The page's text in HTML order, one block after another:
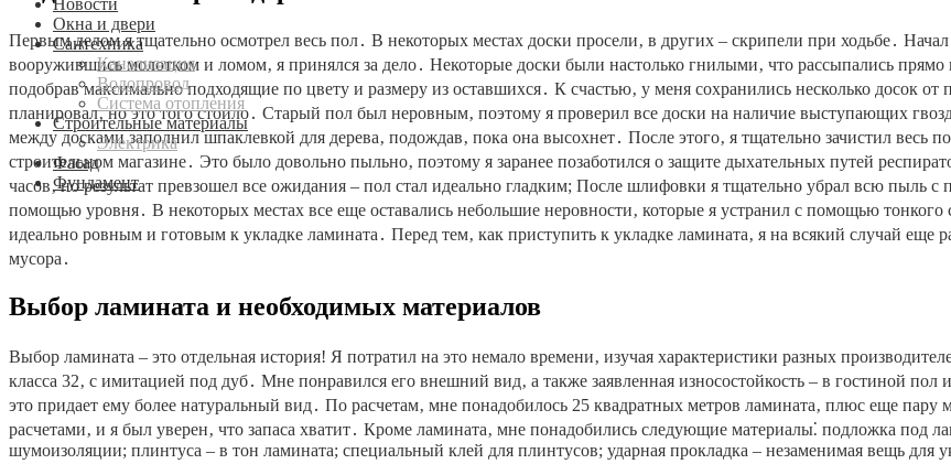
Окна и двери
Сантехника
Канализация
Водопровод
Система отопления
Строительные материалы
Электрика
Фасад
Фундамент
Первым делом я тщательно осмотрел весь пол․ В некоторых местах доски просели‚ в других – скрипели при ходьбе․
вооружившись молотком и ломом‚ я принялся за дело․ Некоторые доски были настолько гнилыми‚ что рассыпались
подобрав максимально подходящие по цвету и размеру из оставшихся․ К счастью‚ у меня сохранились несколько досок
планировал‚ но это того стоило․ Старый пол был неровным‚ поэтому я проверил все доски на наличие выступающих
между досками заполнил шпаклевкой для дерева‚ подождав‚ пока она высохнет․ После этого‚ я тщательно зачистил
строительном магазине․ Это было довольно пыльно‚ поэтому я заранее позаботился о защите дыхательных путей
часов‚ но результат превзошел все ожидания – пол стал идеально гладким; После шлифовки я тщательно убрал всю пыль
помощью уровня․ В некоторых местах все еще оставались небольшие неровности‚ которые я устранил с помощью
идеально ровным и готовым к укладке ламината․ Перед тем‚ как приступить к укладке ламината‚ я на всякий случай еще
мусора․
Выбор ламината и необходимых материалов
Выбор ламината – это отдельная история! Я потратил на это немало времени‚ изучая характеристики разных
класса 32‚ с имитацией под дуб․ Мне понравился его внешний вид‚ а также заявленная износостойкость – в гостиной
это придает ему более натуральный вид․ По расчетам‚ мне понадобилось 25 квадратных метров ламината‚ плюс еще пару
расчетами‚ и я был уверен‚ что запаса хватит․ Кроме ламината‚ мне понадобились следующие материалы⁚ подложка под
шумоизоляции; плинтуса – в тон ламината; специальный клей для плинтусов; ударная прокладка – незаменимая вещь для